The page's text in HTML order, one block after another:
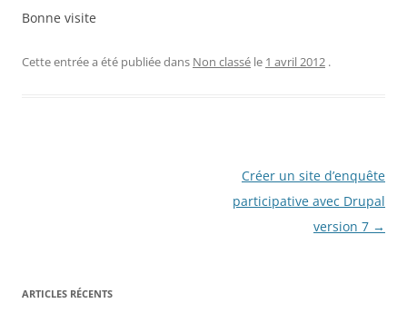
Bonne visite
Cette entrée a été publiée dans Non classé le 1 avril 2012 .
Créer un site d’enquête
participative avec Drupal
version 7 →
ARTICLES RÉCENTS